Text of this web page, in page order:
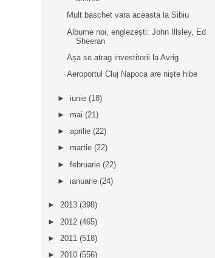
Mult baschet vara aceasta la Sibiu
Albume noi, englezești: John Illsley, Ed
Sheeran
Așa se atrag investitorii la Avrig
Aeroportul Cluj Napoca are niște hibe
► iunie (18)
► mai (21)
► aprilie (22)
► martie (22)
► februarie (22)
► ianuarie (24)
► 2013 (398)
► 2012 (465)
► 2011 (518)
► 2010 (556)